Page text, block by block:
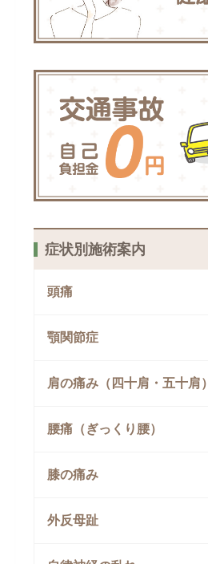
症状別施術案内
頭痛
顎関節症
肩の痛み（四十肩・五十肩）
腰痛（ぎっくり腰）
膝の痛み
外反母趾